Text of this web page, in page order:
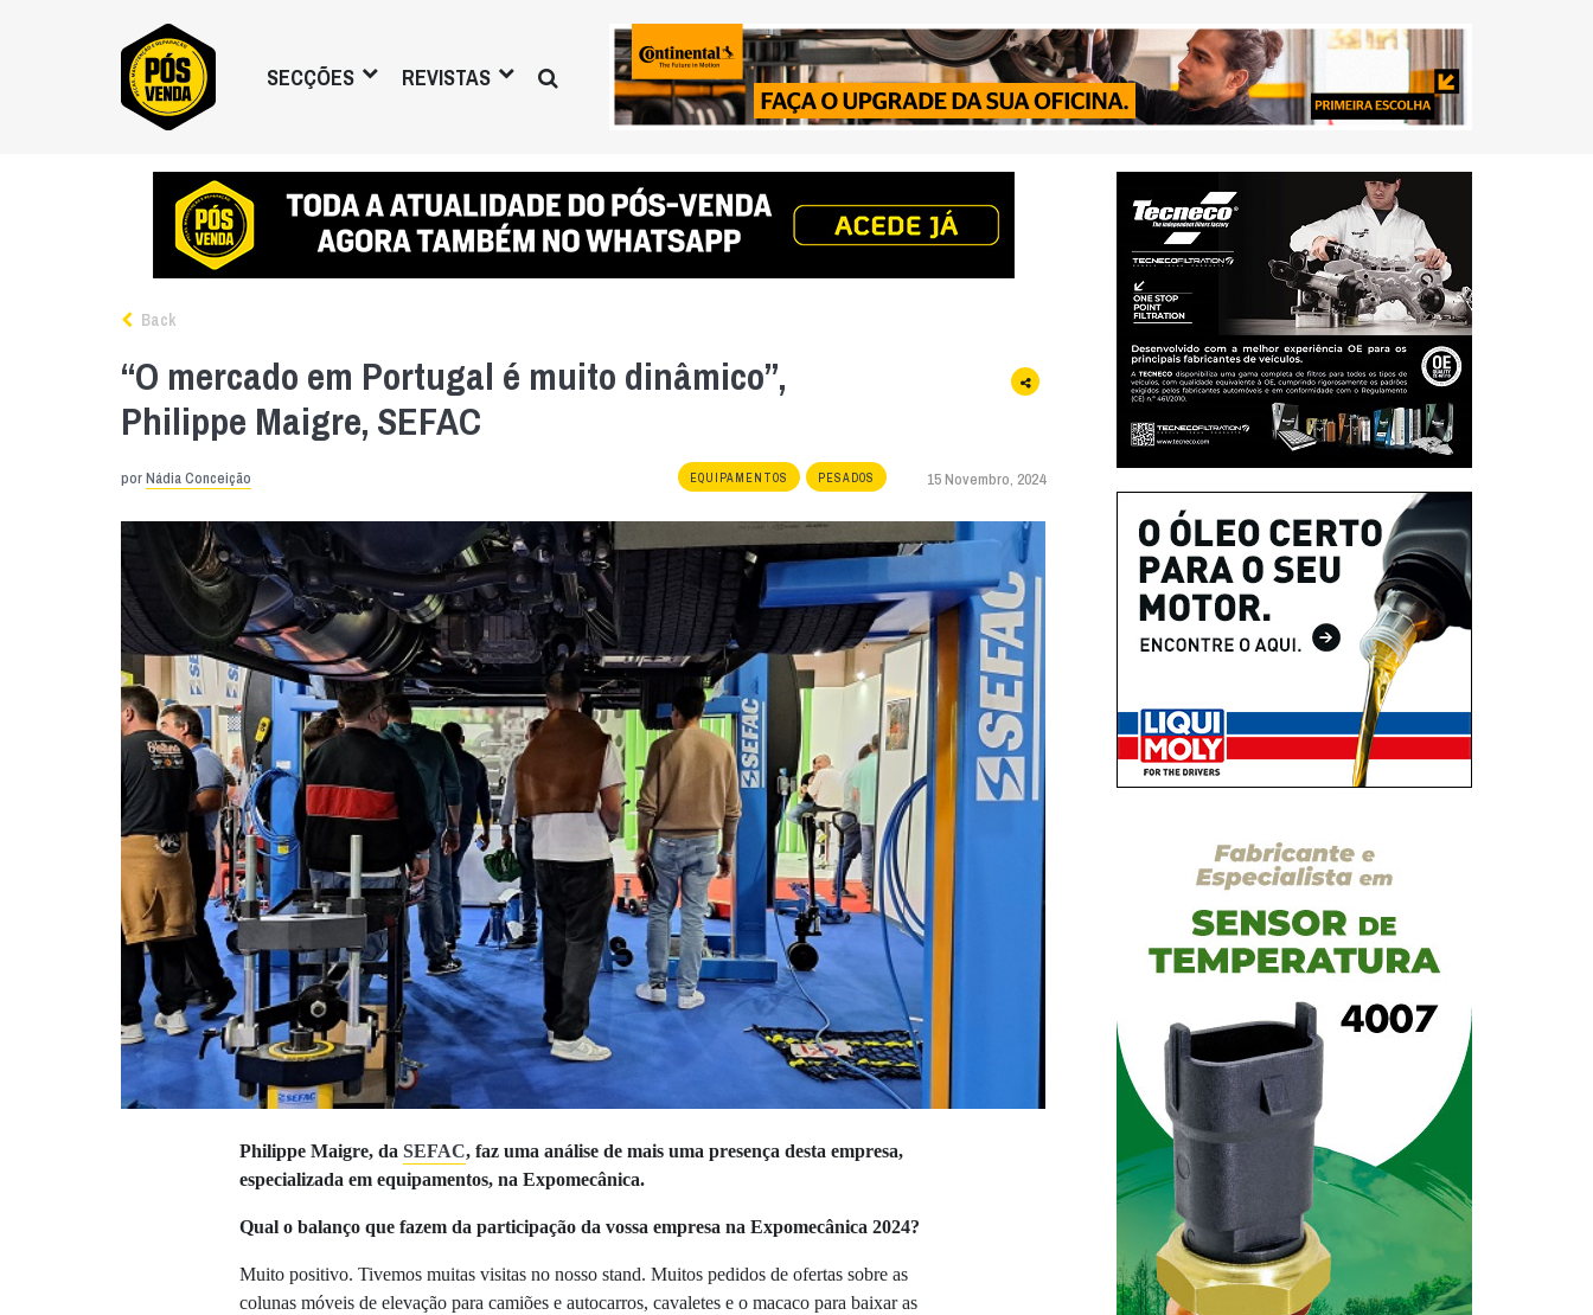
SECÇÕES REVISTAS
Back
“O mercado em Portugal é muito dinâmico”,
Philippe Maigre, SEFAC
porNádia Conceição EQUIPAMENTOS PESADOS 15 Novembro, 2024
Philippe Maigre, da SEFAC, faz uma análise de mais uma presença desta empresa,
especializada em equipamentos, na Expomecânica.
Qual o balanço que fazem da participação da vossa empresa na Expomecânica 2024?
Muito positivo. Tivemos muitas visitas no nosso stand. Muitos pedidos de ofertas sobre as
colunas móveis de elevação para camiões e autocarros, cavaletes e o macaco para baixar as